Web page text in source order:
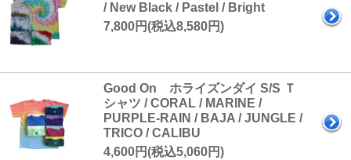
/ New Black / Pastel / Bright
7,800円(税込8,580円)
Good On ホライズンダイ S/S Ｔ
シャツ / CORAL / MARINE /
PURPLE-RAIN / BAJA / JUNGLE /
TRICO / CALIBU
4,600円(税込5,060円)